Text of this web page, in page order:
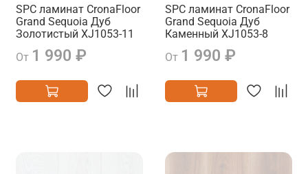
SPC ламинат CronaFloor
Grand Sequoia Дуб
Золотистый XJ1053-11
От 1 990 ₽
SPC ламинат CronaFloor
Grand Sequoia Дуб
Каменный XJ1053-8
От 1 990 ₽